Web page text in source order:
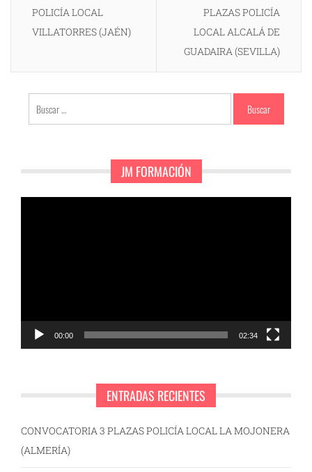
POLICÍA LOCAL
VILLATORRES (JAÉN)
PLAZAS POLICÍA
LOCAL ALCALÁ DE
GUADAIRA (SEVILLA)
Buscar:
JM FORMACIÓN
00:00 02:34
ENTRADAS RECIENTES
CONVOCATORIA 3 PLAZAS POLICÍA LOCAL LA MOJONERA
(ALMERÍA)